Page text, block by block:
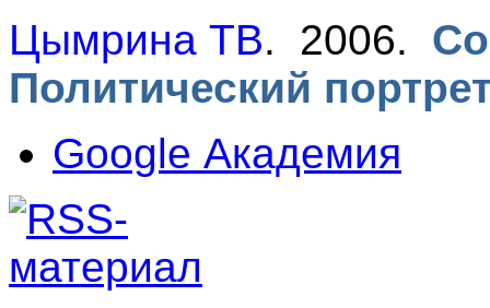
Цымрина ТВ. 2006.
Политический
Google Академия